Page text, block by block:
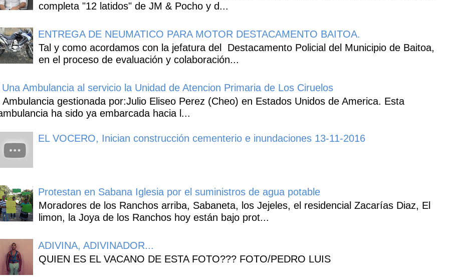
completa "12 latidos" de JM & Pocho y d...
ENTREGA DE NEUMATICO PARA MOTOR DESTACAMENTO BAITOA.
Tal y como acordamos con la jefatura del Destacamento Policial del Municipio de Baitoa,
en el proceso de evaluación y colaboración...
Una Ambulancia al servicio la Unidad de Atencion Primaria de Los Ciruelos
Ambulancia gestionada por:Julio Eliseo Perez (Cheo) en Estados Unidos de America. Esta
ha sido ya embarcada hacia l...
EL VOCERO, Inician construcción cementerio e inundaciones 13-11-2016
Protestan en Sabana Iglesia por el suministros de agua potable
Moradores de los Ranchos arriba, Sabaneta, los Jejeles, el residencial Zacarías Diaz, El
limon, la Joya de los Ranchos hoy están bajo prot...
ADIVINA, ADIVINADOR...
QUIEN ES EL VACANO DE ESTA FOTO??? FOTO/PEDRO LUIS